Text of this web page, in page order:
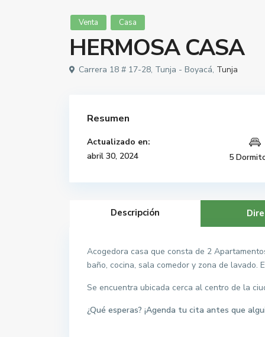
Venta Casa
HERMOSA CASA
Carrera 18 # 17-28, Tunja - Boyacá, Tunja
Resumen
Actualizado en:
abril 30, 2024
5
Descripción
Acogedora casa que consta de 2
baño, cocina, sala comedor y zona de lavado.
Se encuentra ubicada cerca al centro de la
¿Qué esperas? ¡Agenda tu cita antes que